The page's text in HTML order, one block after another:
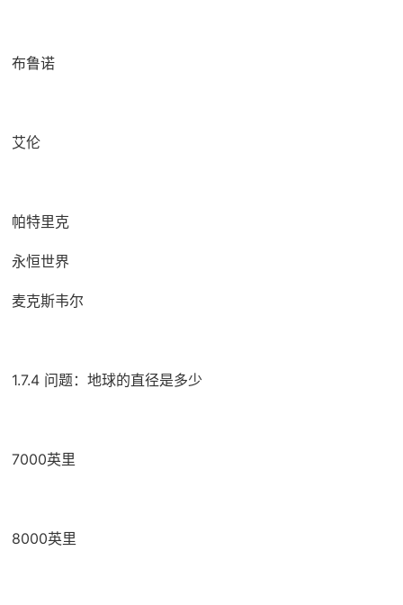
布鲁诺
艾伦
帕特里克
永恒世界
麦克斯韦尔
1.7.4 问题：地球的直径是多少
7000英里
8000英里